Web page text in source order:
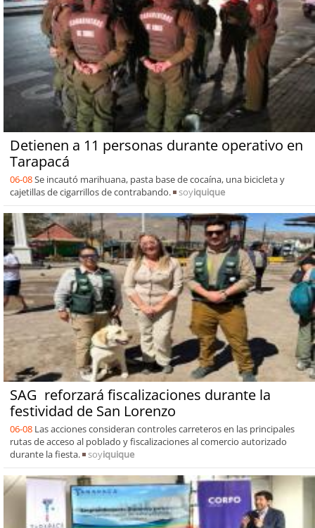
Detienen a 11 personas durante operativo en
Tarapacá
06-08Se incautó marihuana, pasta base de cocaína, una bicicleta y
cajetillas de cigarrillos de contrabando.
soyiquique
SAG reforzará fiscalizaciones durante la
festividad de San Lorenzo
06-08 Las acciones consideran controles carreteros en las principales
rutas de acceso al poblado y fiscalizaciones al comercio autorizado
durante la fiesta.
soyiquique